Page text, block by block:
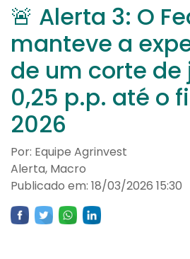
🚨 Alerta 3: O
manteve a
de um corte de
0,25 p.p. até o
2026
Por: Equipe Agrinvest
Alerta, Macro
Publicado em: 18/03/2026 15:30